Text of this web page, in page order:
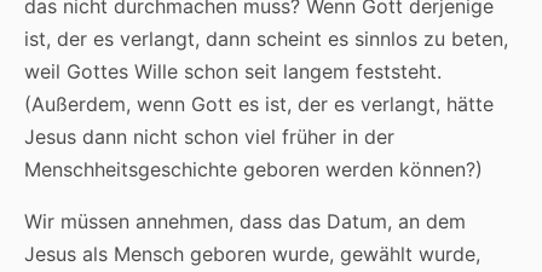
das nicht durchmachen muss? Wenn Gott derjenige
ist, der es verlangt, dann scheint es sinnlos zu beten,
weil Gottes Wille schon seit langem feststeht.
(Außerdem, wenn Gott es ist, der es verlangt, hätte
Jesus dann nicht schon viel früher in der
Menschheitsgeschichte geboren werden können?)
Wir müssen annehmen, dass das Datum, an dem
Jesus als Mensch geboren wurde, gewählt wurde,